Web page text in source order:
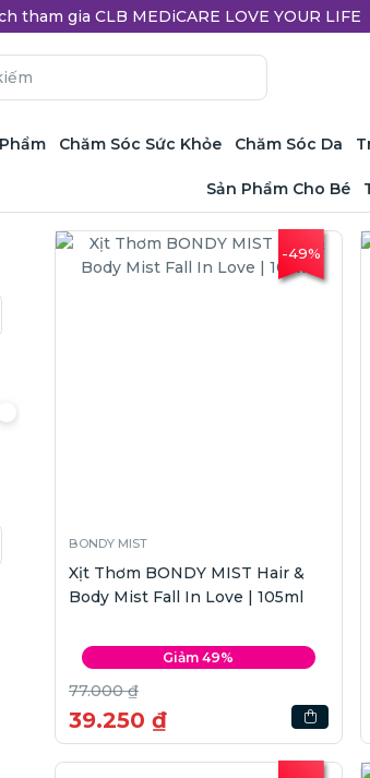
tham gia CLB MEDiCARE LOVE YOUR LIFE
Chăm Sóc Sức Khỏe Chăm Sóc Da
Sản Phẩm Cho Bé
-49%
BONDY MIST
Xịt Thơm BONDY MIST Hair &
Body Mist Fall In Love | 105ml
Giảm 49%
77.000 ₫
39.250 ₫